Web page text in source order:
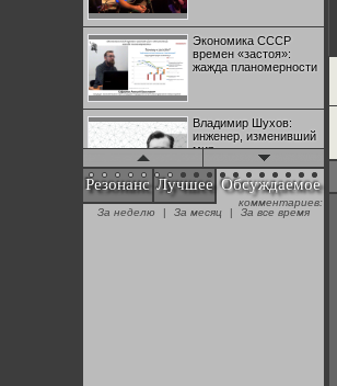
Экономика СССР
времен «застоя»:
жажда планомерности
Владимир Шухов:
инженер, изменивший
мир
"Аркадий Коц" на
эгалите-фесте "Не
Резонанс Лучшее Обсуждаемое
комментариев:
За неделю
| За месяц | За все время